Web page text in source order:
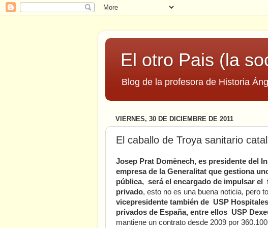
El otro Pais (la
Blog de la profesora de Historia
VIERNES, 30 DE DICIEMBRE DE 2011
El caballo de Troya sanitario
Josep Prat Domènech, es presidente del
empresa de la Generalitat que gestiona
pública, será el encargado de impulsar
privado, esto no es una buena noticia, pero
vicepresidente también de USP
privados de España, entre ellos USP
mantiene un contrato desde 2009 por